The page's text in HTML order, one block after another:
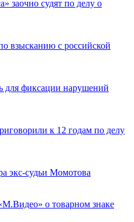
заочно судят по делу о
взысканию с российской
для фиксации нарушений
к 12 годам по делу
экс-судьи Момотова
о товарном знаке